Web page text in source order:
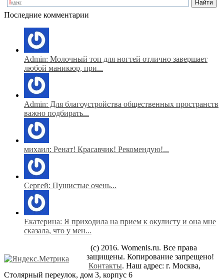
Последние комментарии
Admin: Молочный топ для ногтей отлично завершает
любой маникюр, при...
Admin: Для благоустройства общественных пространств
важно подбирать...
михаил: Ренат! Красавчик! Рекомендую!...
Сергей: Пушистые очень...
Екатерина: Я приходила на прием к окулисту и она мне
сказала, что у мен...
(c) 2016. Womenis.ru. Все права
защищены. Копирование запрещено!
Контакты. Наш адрес: г. Москва,
Столярный переулок, дом 3, корпус 6